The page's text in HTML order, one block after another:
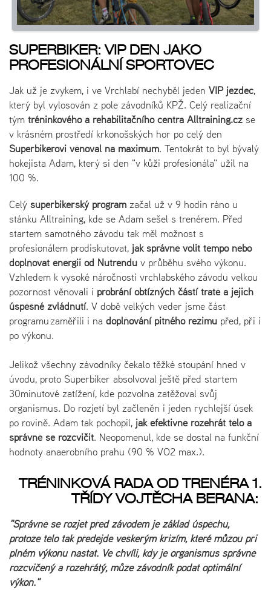
SUPERBIKER: VIP DEN JAKO
PROFESIONÁLNÍ SPORTOVEC
Jak už je zvykem, i ve Vrchlabí nechyběl jeden VIP jezdec,
který byl vylosován z pole závodníků KPŽ. Celý realizační
tým tréninkového a rehabilitačního centra Alltraining.cz se
v krásném prostředí krkonošských hor po celý den
Superbikerovi věnoval na maximum. Tentokrát to byl bývalý
hokejista Adam, který si den "v kůži profesionála" užil na
100 %.
Celý superbikerský program začal už v 9 hodin ráno u
stánku Alltraining, kde se Adam sešel s trenérem. Před
startem samotného závodu tak měl možnost s
profesionálem prodiskutovat, jak správně volit tempo nebo
doplňovat energii od Nutrendu v průběhu svého výkonu.
Vzhledem k vysoké náročnosti vrchlabského závodu velkou
pozornost věnovali i probrání obtížných částí tratě a jejich
úspěšné zvládnutí. V době velkých veder jsme část
programu zaměřili i na doplňování pitného režimu před, při i
po výkonu.
Jelikož všechny závodníky čekalo těžké stoupání hned v
úvodu, proto Superbiker absolvoval ještě před startem
30minutové zatížení, kde pozvolna zatěžoval svůj
organismus. Do rozjetí byl začleněn i jeden rychlejší úsek
po rovině. Adam tak pochopil, jak efektivně rozehřát tělo a
správně se rozcvičit. Neopomenul, kde se dostal na funkční
hodnoty anaerobního prahu (90 % VO2 max.).
TRÉNINKOVÁ RADA OD TRENÉRA 1.
TŘÍDY VOJTĚCHA BERANA:
"Správně se rozjet před závodem je základ úspěchu,
protože tělo tak předejde veškerým krizím, které můžou při
plném výkonu nastat. Ve chvíli, kdy je organismus správně
rozcvičený a rozehřátý, může závodník podat optimální
výkon."